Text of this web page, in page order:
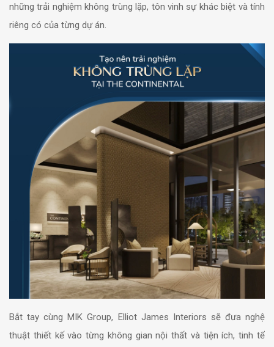
những trải nghiệm không trùng lặp, tôn vinh sự khác biệt và tính
riêng có của từng dự án.
Bắt tay cùng MIK Group, Elliot James Interiors sẽ đưa nghệ
thuật thiết kế vào từng không gian nội thất và tiện ích, tinh tế